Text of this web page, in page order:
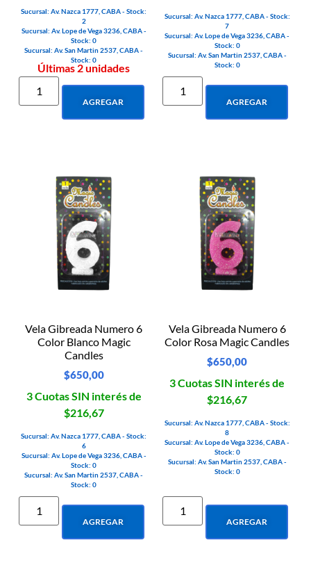
Sucursal: Av. Nazca 1777, CABA - Stock:
2
Sucursal: Av. Lope de Vega 3236, CABA -
Stock: 0
Sucursal: Av. San Martin 2537, CABA -
Stock: 0
Últimas 2 unidades
AGREGAR
Sucursal: Av. Nazca 1777, CABA - Stock:
7
Sucursal: Av. Lope de Vega 3236, CABA -
Stock: 0
Sucursal: Av. San Martin 2537, CABA -
Stock: 0
AGREGAR
Vela Gibreada Numero 6
Color Blanco Magic
Candles
$650,00
3 Cuotas SIN interés de
$216,67
Sucursal: Av. Nazca 1777, CABA - Stock:
6
Sucursal: Av. Lope de Vega 3236, CABA -
Stock: 0
Sucursal: Av. San Martin 2537, CABA -
Stock: 0
AGREGAR
Vela Gibreada Numero 6
Color Rosa Magic Candles
$650,00
3 Cuotas SIN interés de
$216,67
Sucursal: Av. Nazca 1777, CABA - Stock:
8
Sucursal: Av. Lope de Vega 3236, CABA -
Stock: 0
Sucursal: Av. San Martin 2537, CABA -
Stock: 0
AGREGAR